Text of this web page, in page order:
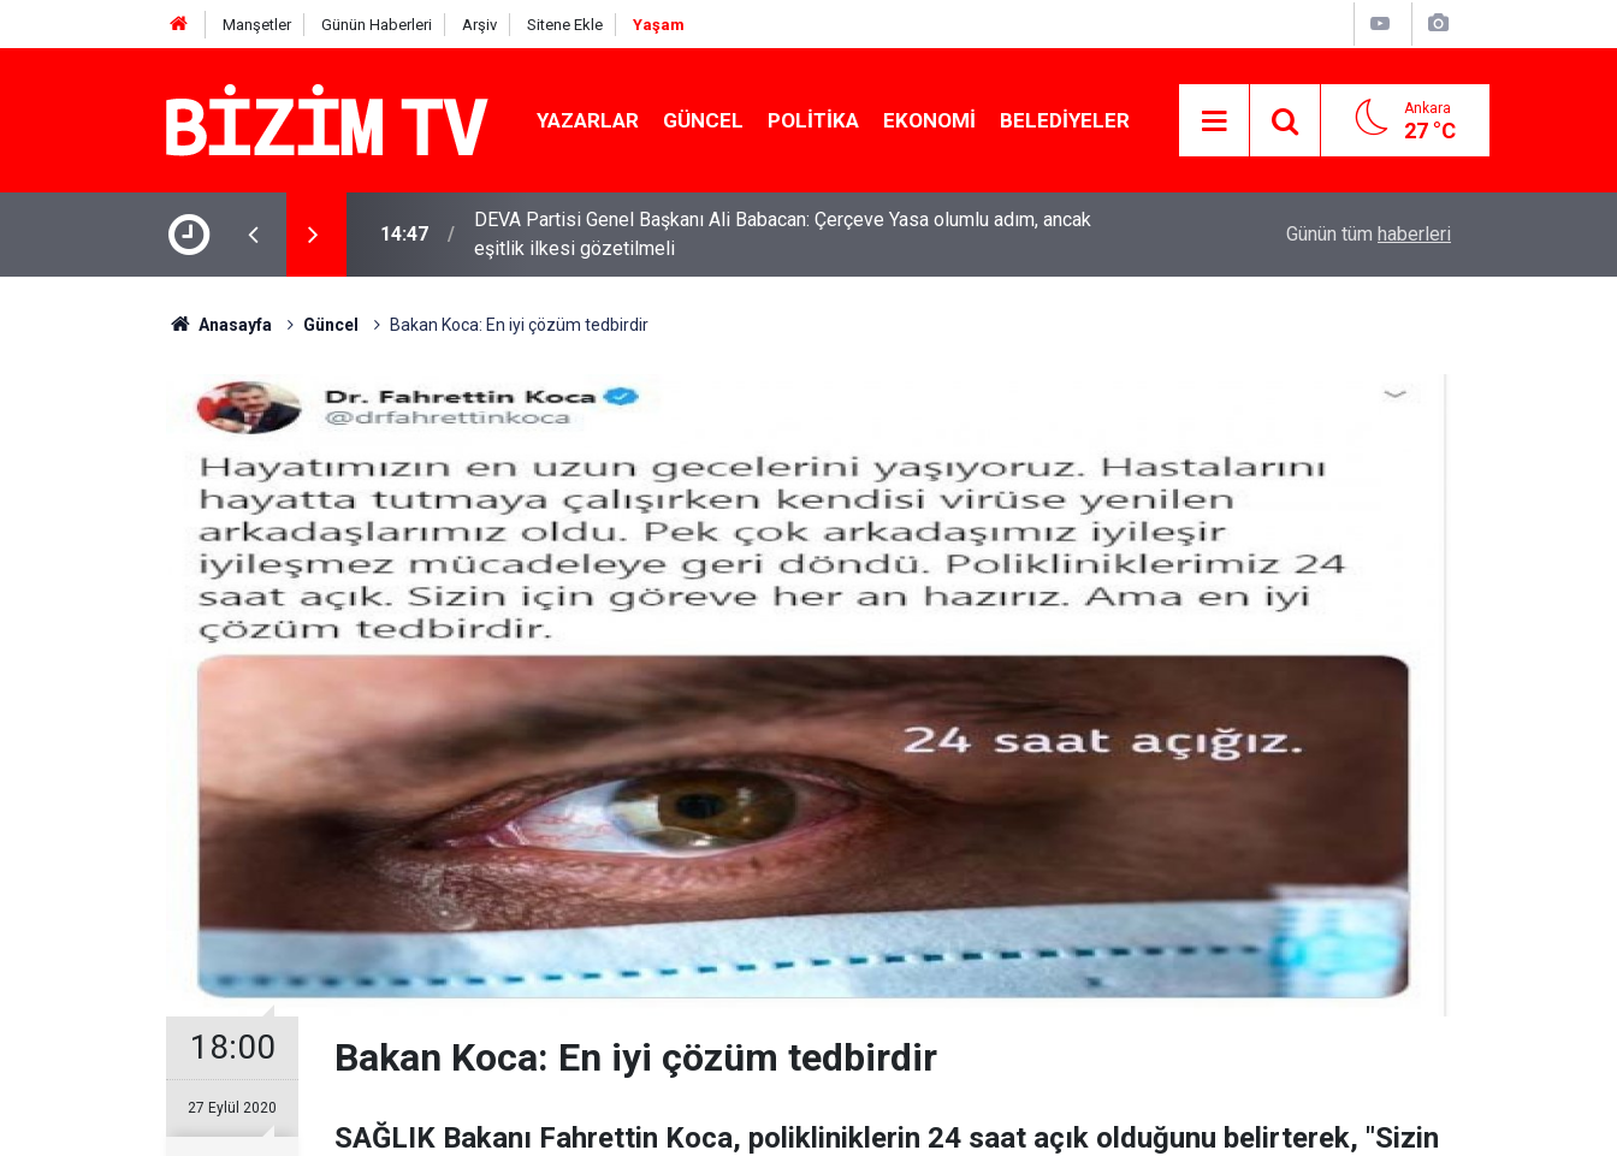
Manşetler Günün Haberleri Arşiv Sitene Ekle Yaşam
YAZARLAR GÜNCEL POLITIKA EKONOMI BELEDIYELER Ankara
27 °C
14:47
DEVA Partisi Genel Başkanı Ali Babacan: Çerçeve Yasa olumlu adım, ancak
eşitlik ilkesi gözetilmeli
YENİ Parti Genel Başkanı Özgür Özel: “Şehit ailelerinin, gazilerin yanına
operasyon geliyor!
Günün tüm haberleri
Anasayfa Güncel Bakan Koca: En iyi çözüm tedbirdir
18:00
27 Eylül 2020
Bakan Koca: En iyi çözüm tedbirdir
SAĞLIK Bakanı Fahrettin Koca, polikliniklerin 24 saat açık olduğunu belirterek, "Sizin